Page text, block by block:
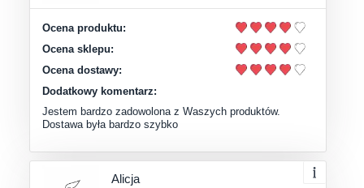
Ocena produktu:
Ocena sklepu:
Ocena dostawy:
Dodatkowy komentarz:
Jestem bardzo zadowolona z Waszych produktów.
Dostawa była bardzo szybko
Alicja